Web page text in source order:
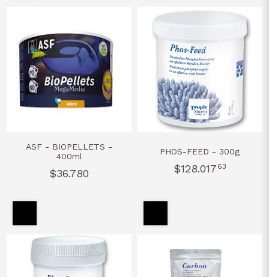
ASF - BIOPELLETS -
400ml
$36.780
PHOS-FEED - 300g
$128.017 63